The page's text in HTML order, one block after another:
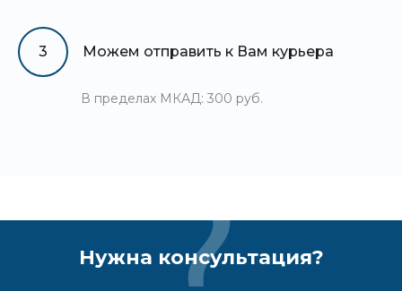
3 Можем отправить к Вам курьера
В пределах МКАД: 300 руб.
Нужна консультация?